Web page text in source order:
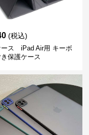
(税込)
ース iPad Air用 キーボ
保護ケース